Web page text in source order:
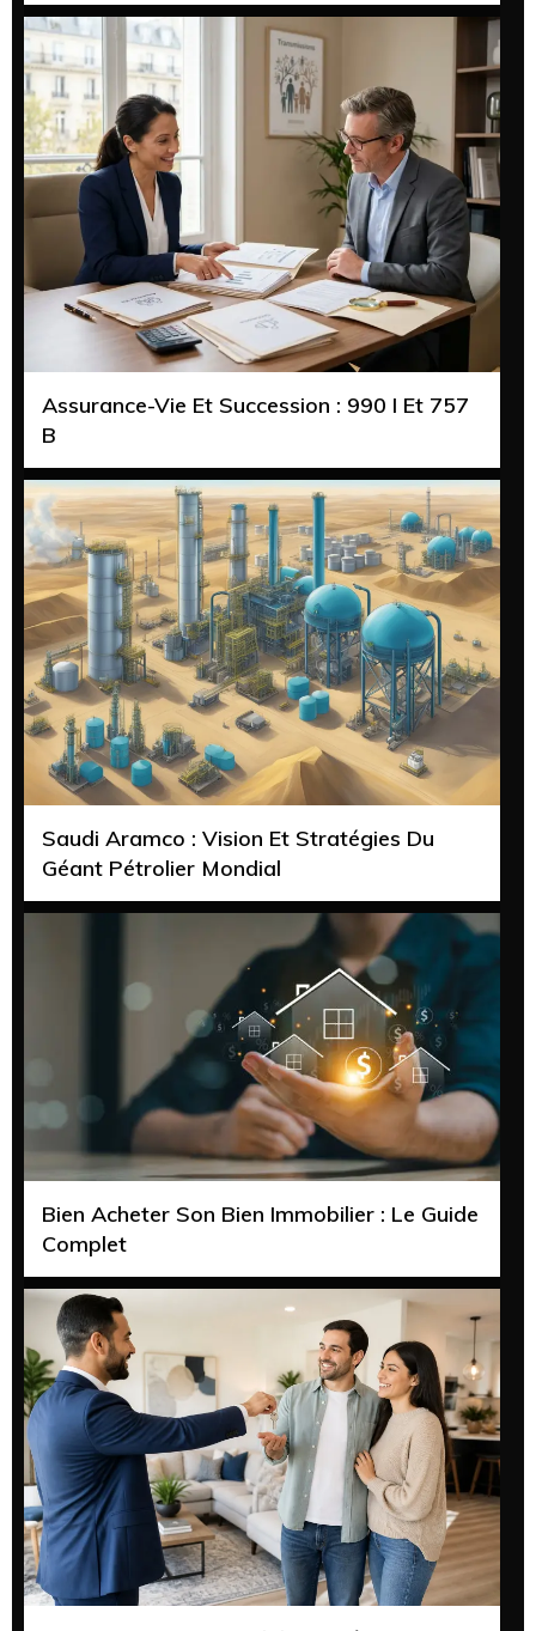
Assurance-Vie Et Succession : 990 I Et 757
B
Saudi Aramco : Vision Et Stratégies Du
Géant Pétrolier Mondial
Bien Acheter Son Bien Immobilier : Le Guide
Complet